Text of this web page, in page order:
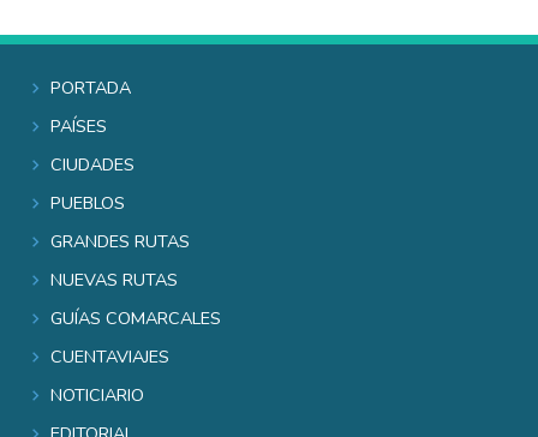
Portada
Países
Ciudades
Pueblos
Grandes rutas
Nuevas rutas
Guías comarcales
Cuentaviajes
Noticiario